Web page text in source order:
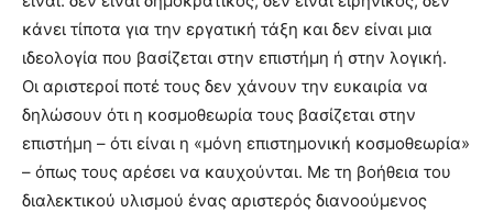
κάνει τίποτα για την εργατική τάξη και δεν είναι μια
ιδεολογία που βασίζεται στην επιστήμη ή στην λογική.
Οι αριστεροί ποτέ τους δεν χάνουν την ευκαιρία να
δηλώσουν ότι η κοσμοθεωρία τους βασίζεται στην
επιστήμη – ότι είναι η «μόνη επιστημονική κοσμοθεωρία»
– όπως τους αρέσει να καυχούνται. Με τη βοήθεια του
διαλεκτικού υλισμού ένας αριστερός διανοούμενος